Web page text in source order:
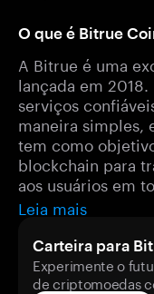
O que é Bitrue
A Bitrue é uma
lançada em
serviços
maneira simples,
tem como
blockchain para
aos usuários em
Leia mais
Carteira para
Experimente o
de criptomoedas